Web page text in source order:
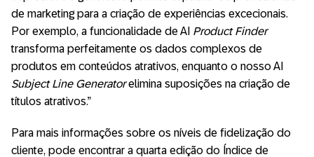
de marketing para a criação de experiências excecionais.
Por exemplo, a funcionalidade de AI Product Finder
transforma perfeitamente os dados complexos de
produtos em conteúdos atrativos, enquanto o nosso AI
Subject Line Generatorelimina suposições na criação de
títulos atrativos.”
Para mais informações sobre os níveis de fidelização do
cliente, pode encontrar a quarta edição do Índice de